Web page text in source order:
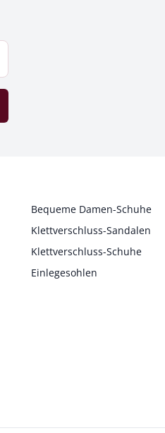
Bequeme Damen-Schuhe
Klettverschluss-Sandalen
Klettverschluss-Schuhe
Einlegesohlen